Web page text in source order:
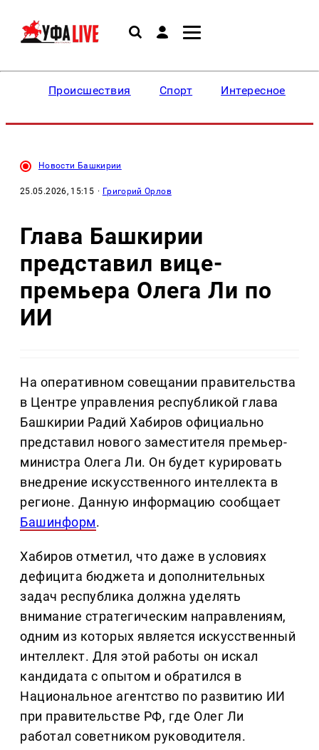
Происшествия Спорт Интересное
Новости Башкирии
25.05.2026, 15:15 · Григорий Орлов
Глава Башкирии
представил вице-
премьера Олега Ли по
ИИ
На оперативном совещании правительства
в Центре управления республикой глава
Башкирии Радий Хабиров официально
представил нового заместителя премьер-
министра Олега Ли. Он будет курировать
внедрение искусственного интеллекта в
регионе. Данную информацию сообщает
Башинформ.
Хабиров отметил, что даже в условиях
дефицита бюджета и дополнительных
задач республика должна уделять
внимание стратегическим направлениям,
одним из которых является искусственный
интеллект. Для этой работы он искал
кандидата с опытом и обратился в
Национальное агентство по развитию ИИ
при правительстве РФ, где Олег Ли
работал советником руководителя.